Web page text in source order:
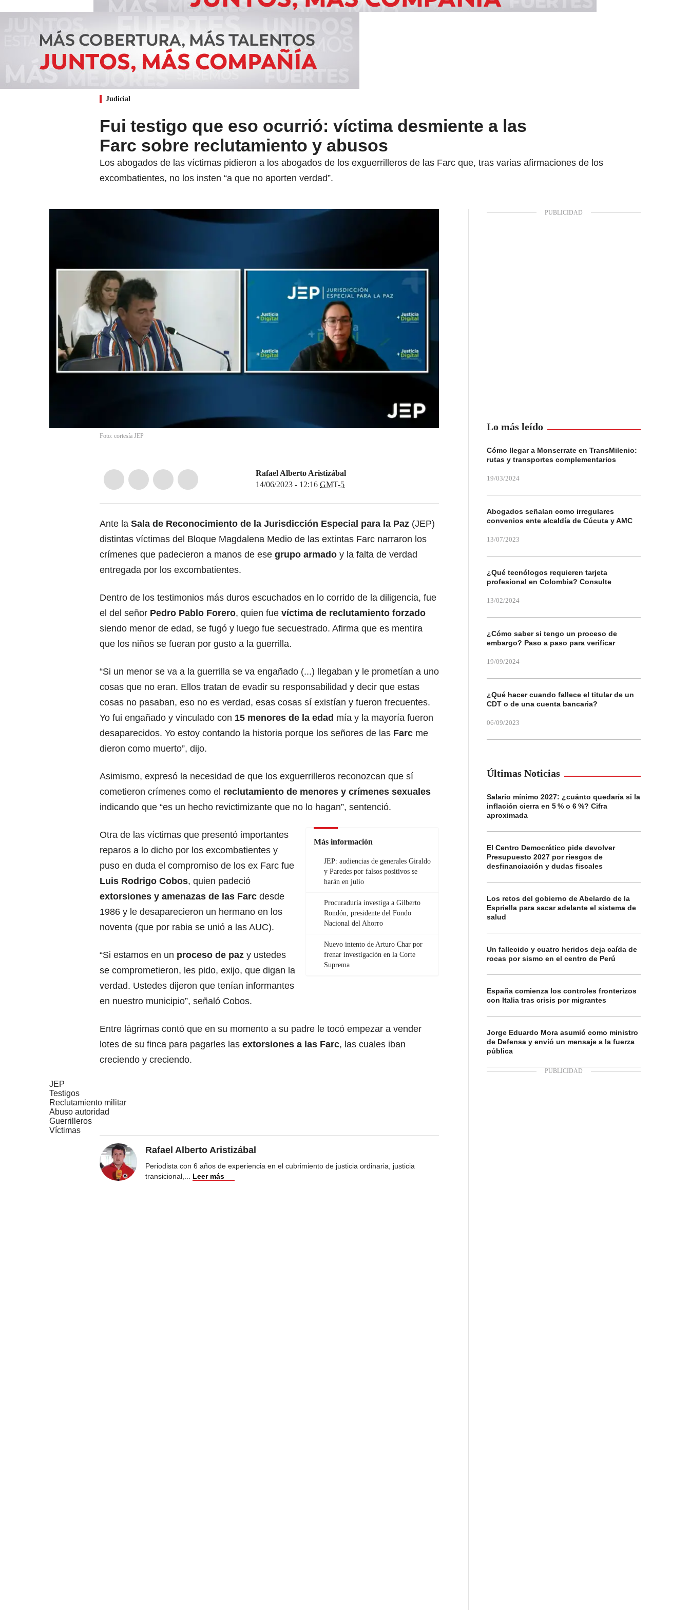
Judicial
Fui testigo que eso ocurrió: víctima desmiente a las
Farc sobre reclutamiento y abusos
Los abogados de las víctimas pidieron a los abogados de los exguerrilleros de las Farc que, tras varias afirmaciones de los
excombatientes, no los insten “a que no aporten verdad”.
Foto: cortesía JEP
Rafael Alberto Aristizábal
14/06/2023 - 12:16 GMT-5
Ante la Sala de Reconocimiento de la Jurisdicción Especial para la Paz (JEP)
distintas víctimas del Bloque Magdalena Medio de las extintas Farc narraron los
crímenes que padecieron a manos de ese grupo armado y la falta de verdad
entregada por los excombatientes.
Dentro de los testimonios más duros escuchados en lo corrido de la diligencia, fue
el del señor Pedro Pablo Forero, quien fue víctima de reclutamiento forzado
siendo menor de edad, se fugó y luego fue secuestrado. Afirma que es mentira
que los niños se fueran por gusto a la guerrilla.
“Si un menor se va a la guerrilla se va engañado (...) llegaban y le prometían a uno
cosas que no eran. Ellos tratan de evadir su responsabilidad y decir que estas
cosas no pasaban, eso no es verdad, esas cosas sí existían y fueron frecuentes.
Yo fui engañado y vinculado con 15 menores de la edad mía y la mayoría fueron
desaparecidos. Yo estoy contando la historia porque los señores de las Farc me
dieron como muerto”, dijo.
Asimismo, expresó la necesidad de que los exguerrilleros reconozcan que sí
cometieron crímenes como el reclutamiento de menores y crímenes sexuales
indicando que “es un hecho revictimizante que no lo hagan”, sentenció.
Más información
JEP: audiencias de generales Giraldo
y Paredes por falsos positivos se
harán en julio
Procuraduría investiga a Gilberto
Rondón, presidente del Fondo
Nacional del Ahorro
Nuevo intento de Arturo Char por
frenar investigación en la Corte
Suprema
Otra de las víctimas que presentó importantes
reparos a lo dicho por los excombatientes y
puso en duda el compromiso de los ex Farc fue
Luis Rodrigo Cobos, quien padeció
extorsiones y amenazas de las Farc desde
1986 y le desaparecieron un hermano en los
noventa (que por rabia se unió a las AUC).
“Si estamos en un proceso de paz y ustedes
se comprometieron, les pido, exijo, que digan la
verdad. Ustedes dijeron que tenían informantes
en nuestro municipio”, señaló Cobos.
Entre lágrimas contó que en su momento a su padre le tocó empezar a vender
lotes de su finca para pagarles las extorsiones a las Farc, las cuales iban
creciendo y creciendo.
JEP
Testigos
Reclutamiento militar
Abuso autoridad
Guerrilleros
Víctimas
Rafael Alberto Aristizábal
Periodista con 6 años de experiencia en el cubrimiento de justicia ordinaria, justicia
transicional,
Leer más
Lo más leído
Cómo llegar a Monserrate en TransMilenio:
rutas y transportes complementarios
19/03/2024
Abogados señalan como irregulares
convenios ente alcaldía de Cúcuta y AMC
13/07/2023
¿Qué tecnólogos requieren tarjeta
profesional en Colombia? Consulte
13/02/2024
¿Cómo saber si tengo un proceso de
embargo? Paso a paso para verificar
19/09/2024
¿Qué hacer cuando fallece el titular de un
CDT o de una cuenta bancaria?
06/09/2023
Últimas Noticias
Salario mínimo 2027: ¿cuánto quedaría si la
inflación cierra en 5 % o 6 %? Cifra
aproximada
El Centro Democrático pide devolver
Presupuesto 2027 por riesgos de
desfinanciación y dudas fiscales
Los retos del gobierno de Abelardo de la
Espriella para sacar adelante el sistema de
salud
Un fallecido y cuatro heridos deja caída de
rocas por sismo en el centro de Perú
España comienza los controles fronterizos
con Italia tras crisis por migrantes
Jorge Eduardo Mora asumió como ministro
de Defensa y envió un mensaje a la fuerza
pública